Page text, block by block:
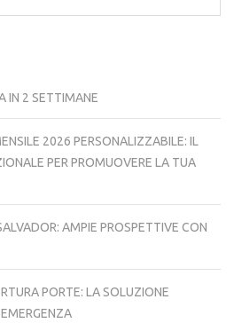
IN 2 SETTIMANE
2026 PERSONALIZZABILE: IL
PER PROMUOVERE LA TUA
AMPIE PROSPETTIVE CON
PORTE: LA SOLUZIONE